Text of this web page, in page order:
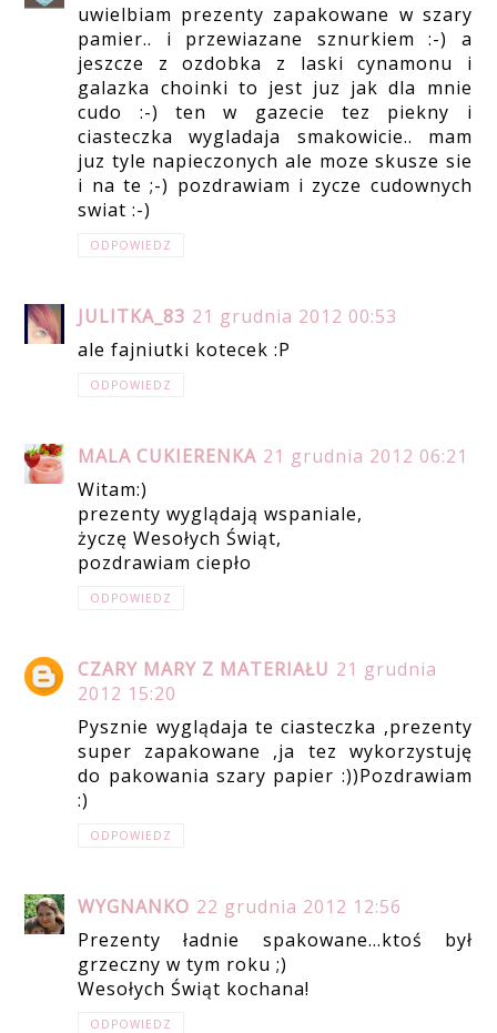
uwielbiam prezenty zapakowane w szary
pamier.. i przewiazane sznurkiem :-) a
jeszcze z ozdobka z laski cynamonu i
galazka choinki to jest juz jak dla mnie
cudo :-) ten w gazecie tez piekny i
ciasteczka wygladaja smakowicie.. mam
juz tyle napieczonych ale moze skusze sie
i na te ;-) pozdrawiam i zycze cudownych
swiat :-)
ODPOWIEDZ
JULITKA_83 21 grudnia 2012 00:53
ale fajniutki kotecek :P
ODPOWIEDZ
MALA CUKIERENKA 21 grudnia 2012 06:21
Witam:)
prezenty wyglądają wspaniale,
życzę Wesołych Świąt,
pozdrawiam ciepło
ODPOWIEDZ
CZARY MARY Z MATERIAŁU 21 grudnia
2012 15:20
Pysznie wyglądaja te ciasteczka ,prezenty
super zapakowane ,ja tez wykorzystuję
do pakowania szary papier :))Pozdrawiam
:)
ODPOWIEDZ
WYGNANKO 22 grudnia 2012 12:56
Prezenty ładnie spakowane...ktoś był
grzeczny w tym roku ;)
Wesołych Świąt kochana!
ODPOWIEDZ